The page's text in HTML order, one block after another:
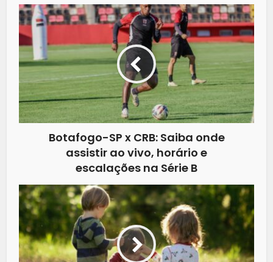
Botafogo-SP x CRB: Saiba onde
assistir ao vivo, horário e
escalações na Série B